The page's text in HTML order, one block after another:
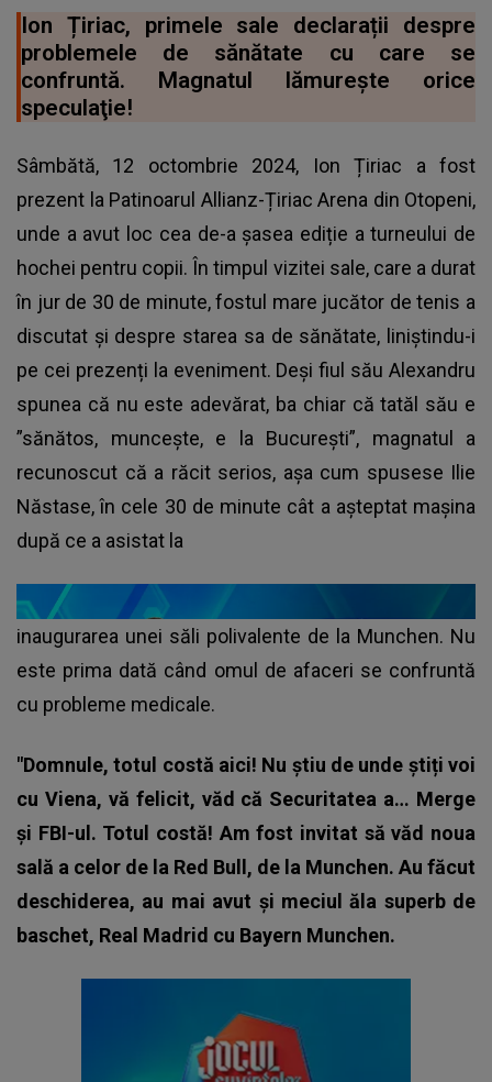
Ion Țiriac, primele sale declarații despre
problemele de sănătate cu care se
confruntă. Magnatul lămureşte orice
speculaţie!
Sâmbătă, 12 octombrie 2024, Ion Țiriac a fost
prezent la Patinoarul Allianz-Țiriac Arena din Otopeni,
unde a avut loc cea de-a șasea ediție a turneului de
hochei pentru copii. În timpul vizitei sale, care a durat
în jur de 30 de minute, fostul mare jucător de tenis a
discutat și despre starea sa de sănătate, liniștindu-i
pe cei prezenți la eveniment. Deși fiul său Alexandru
spunea că nu este adevărat, ba chiar că tatăl său e
”sănătos, muncește, e la București”, magnatul a
recunoscut că a răcit serios, așa cum spusese Ilie
Năstase, în cele 30 de minute cât a așteptat mașina
după ce a asistat la
inaugurarea unei săli polivalente de la Munchen. Nu
este prima dată când omul de afaceri se confruntă
cu probleme medicale.
"Domnule, totul costă aici! Nu știu de unde știți voi
cu Viena, vă felicit, văd că Securitatea a… Merge
și FBI-ul. Totul costă! Am fost invitat să văd noua
sală a celor de la Red Bull, de la Munchen. Au făcut
deschiderea, au mai avut și meciul ăla superb de
baschet, Real Madrid cu Bayern Munchen.